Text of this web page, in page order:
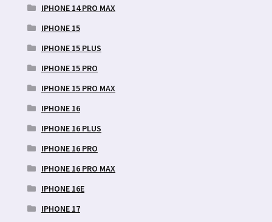
IPHONE 14 PRO MAX
IPHONE 15
IPHONE 15 PLUS
IPHONE 15 PRO
IPHONE 15 PRO MAX
IPHONE 16
IPHONE 16 PLUS
IPHONE 16 PRO
IPHONE 16 PRO MAX
IPHONE 16E
IPHONE 17